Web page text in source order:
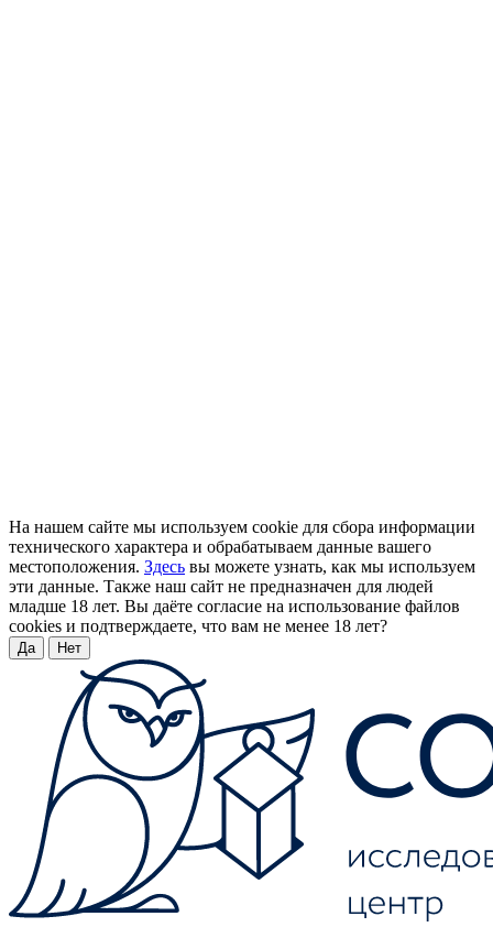
На нашем сайте мы используем cookie для сбора информации
технического характера и обрабатываем данные вашего
местоположения. Здесь вы можете узнать, как мы используем
эти данные. Также наш сайт не предназначен для людей
младше 18 лет. Вы даёте согласие на использование файлов
cookies и подтверждаете, что вам не менее 18 лет?
Да Нет